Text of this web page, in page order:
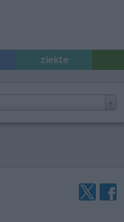
ziekte